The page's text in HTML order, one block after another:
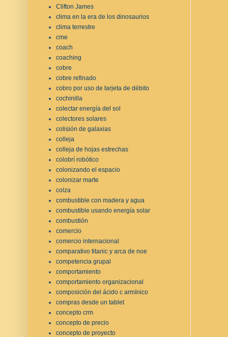
Clifton James
clima en la era de los dinosaurios
clima terrestre
cme
coach
coaching
cobre
cobre refinado
cobro por uso de tarjeta de débito
cochinilla
colectar energía del sol
colectores solares
colisión de galaxias
colleja
colleja de hojas estrechas
colobrí robótico
colonizando el espacio
colonizar marte
colza
combustible con madera y agua
combustible usando energía solar
combustión
comercio
comercio internacional
comparativo titanic y arca de noe
competencia grupal
comportamiento
comportamiento organizacional
composición del ácido c armínico
compras desde un tablet
concepto crm
concepto de precio
concepto de proyecto